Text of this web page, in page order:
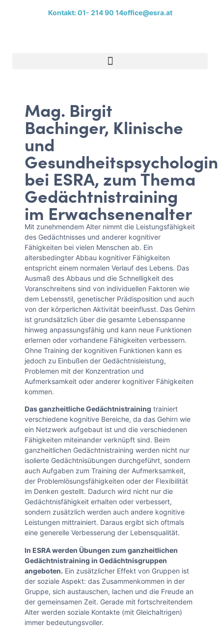
Kontakt: 01- 214 90 14office@esra.at
Mag. Birgit
Bachinger, Klinische
und
Gesundheitspsychologin
bei ESRA, zum Thema
Gedächtnistraining
im Erwachsenenalter
Mit zunehmendem Alter nimmt die Leistungsfähigkeit
des Gedächtnisses und anderer kognitiver
Fähigkeiten bei vielen Menschen ab. Ein
altersbedingter Abbau kognitiver Fähigkeiten
entspricht einem normalen Verlauf des Lebens. Das
Ausmaß des Abbaus und die Schnelligkeit des
Voranschreitens sind von individuellen Faktoren wie
dem Lebensstil, genetischer Prädisposition und auch
von der körperlichen Aktivität beeinflusst. Das Gehirn
ist grundsätzlich über die gesamte Lebensspanne
hinweg anpassungsfähig und kann neue Funktionen
erlernen oder vorhandene Fähigkeiten verbessern.
Ohne Training der kognitiven Funktionen kann es
jedoch zu Einbußen der Gedächtnisleistung,
Problemen mit der Konzentration und
Aufmerksamkeit oder anderer kognitiver Fähigkeiten
kommen.
Das ganzheitliche Gedächtnistraining trainiert
verschiedene kognitive Bereiche, da das Gehirn wie
ein Netzwerk aufgebaut ist und die verschiedenen
Fähigkeiten miteinander verknüpft sind. Beim
ganzheitlichen Gedächtnistraining werden nicht nur
isolierte Gedächtnisübungen durchgeführt, sondern
auch Aufgaben zum Training der Aufmerksamkeit,
der Problemlösungsfähigkeiten oder der Flexibilität
im Denken gestellt. Dadurch wird nicht nur die
Gedächtnisfähigkeit erhalten oder verbessert,
sondern zusätzlich werden auch andere kognitive
Leistungen mittrainiert. Daraus ergibt sich oftmals
eine generelle Verbesserung der Lebensqualität.
In ESRA werden Übungen zum ganzheitlichen
Gedächtnistraining in Gedächtnisgruppen
angeboten. Ein zusätzlicher Effekt von Gruppen ist
der soziale Aspekt: das Zusammenkommen in der
Gruppe, sich austauschen, lachen und die Freude an
der gemeinsamen Zeit. Gerade mit fortschreitendem
Alter werden soziale Kontakte (mit Gleichaltrigen)
immer bedeutungsvoller.